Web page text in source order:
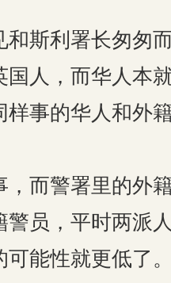
斯利署长匆匆
人，而华人本
事的华人和外
而警署里的外
员，平时两派
能性就更低了